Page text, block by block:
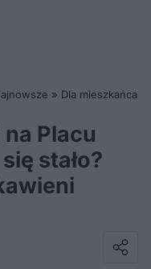
» Dla mieszkańca
na Placu
stało?